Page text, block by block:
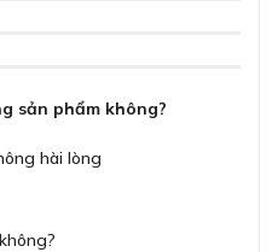
sản phẩm không?
hài lòng